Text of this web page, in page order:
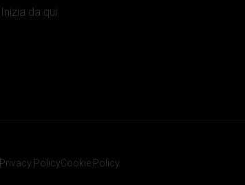
Inizia da qui
Privacy PolicyCookie Policy